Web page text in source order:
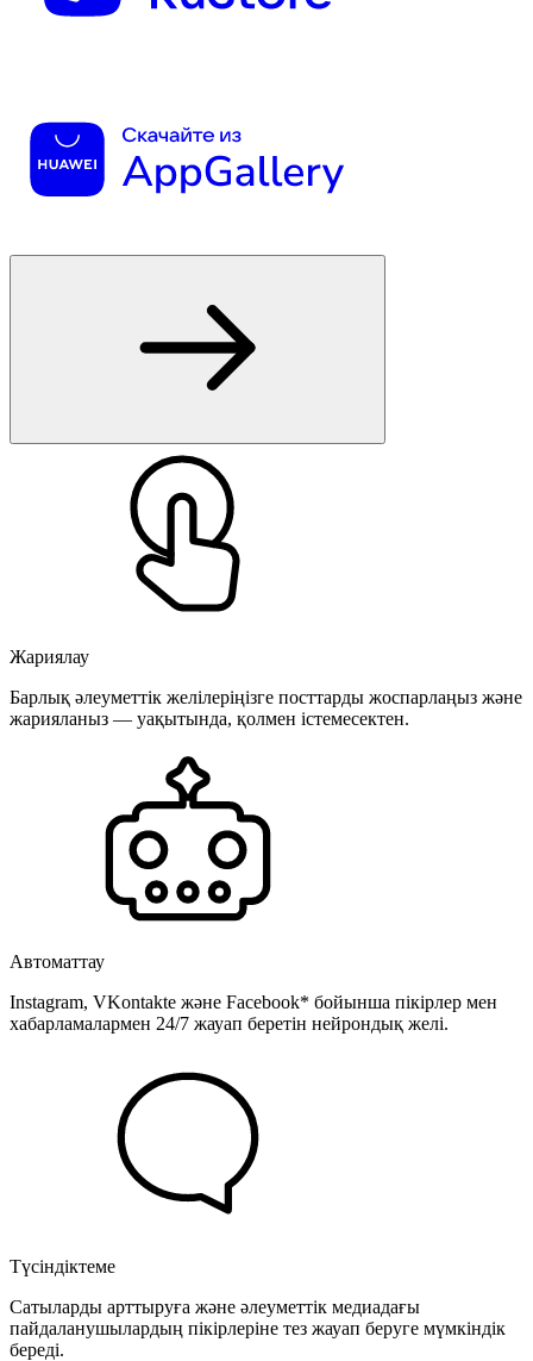
Жариялау
Барлық әлеуметтік желілеріңізге посттарды жоспарлаңыз және
жарияланыз — уақытында, қолмен істемесектен.
Автоматтау
Instagram, VKontakte және Facebook* бойынша пікірлер мен
хабарламалармен 24/7 жауап беретін нейрондық желі.
Түсіндіктеме
Сатыларды арттыруға және әлеуметтік медиадағы
пайдаланушылардың пікірлеріне тез жауап беруге мүмкіндік
береді.